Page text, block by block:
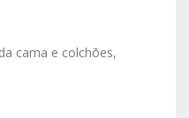
cama e colchões,